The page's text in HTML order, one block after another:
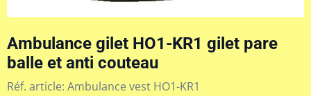
Ambulance gilet HO1-KR1 gilet pare
balle et anti couteau
Réf. article: Ambulance vest HO1-KR1